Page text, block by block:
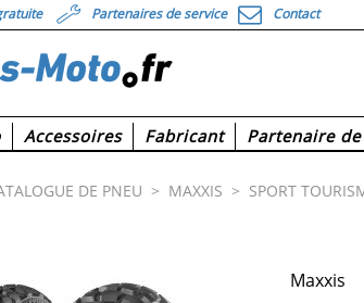
Partenaires de service Contact
Accessoires Fabricant Partenaire
DE PNEU > MAXXIS > SPORT
Maxxis